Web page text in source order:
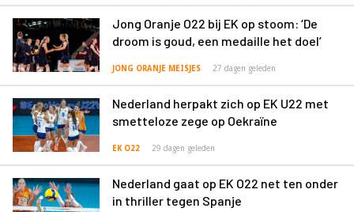
Jong Oranje O22 bij EK op stoom: ‘De
droom is goud, een medaille het doel’
JONG ORANJE MEISJES 27 dagen geleden
Nederland herpakt zich op EK U22 met
smetteloze zege op Oekraïne
EK O22 29 dagen geleden
Nederland gaat op EK O22 net ten onder
in thriller tegen Spanje